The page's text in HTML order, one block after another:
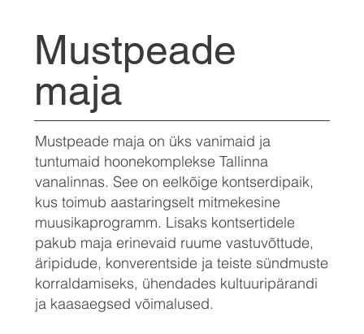
Mustpeade maja on üks vanimaid ja
tuntumaid hoonekomplekse Tallinna
vanalinnas. See on eelkõige kontserdipaik,
kus toimub aastaringselt mitmekesine
muusikaprogramm. Lisaks kontsertidele
pakub maja erinevaid ruume vastuvõttude,
äripidude, konverentside ja teiste sündmuste
korraldamiseks, ühendades kultuuripärandi
ja kaasaegsed võimalused.
Mustpeade
maja